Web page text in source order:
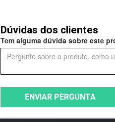
Dúvidas dos clientes
Tem alguma dúvida sobre este
ENVIAR PERGUNTA